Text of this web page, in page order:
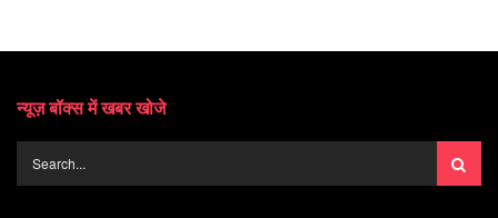
न्यूज़ बॉक्स में खबर खोजे